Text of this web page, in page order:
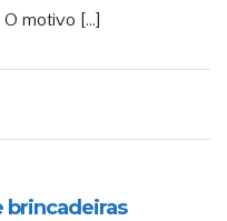
O motivo […]
brincadeiras